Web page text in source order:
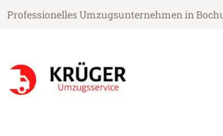
Professionelles Umzugsunternehmen in